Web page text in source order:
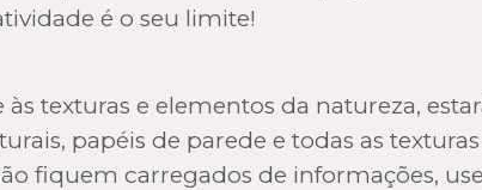
é o seu limite!
texturas e elementos da natureza,
papéis de parede e todas as
fiquem carregados de informações,